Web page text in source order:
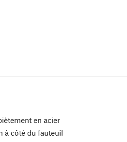
en acier
à côté du fauteuil